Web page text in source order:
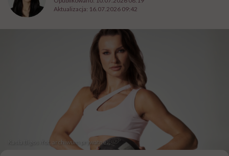
Aktualizacja: 16.07.2026 09:42
Kasia Bigos /fot. archiwum prywatne